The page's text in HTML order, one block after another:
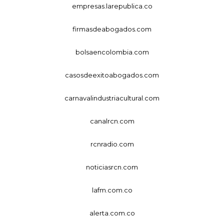
empresas.larepublica.co
firmasdeabogados.com
bolsaencolombia.com
casosdeexitoabogados.com
carnavalindustriacultural.com
canalrcn.com
rcnradio.com
noticiasrcn.com
lafm.com.co
alerta.com.co